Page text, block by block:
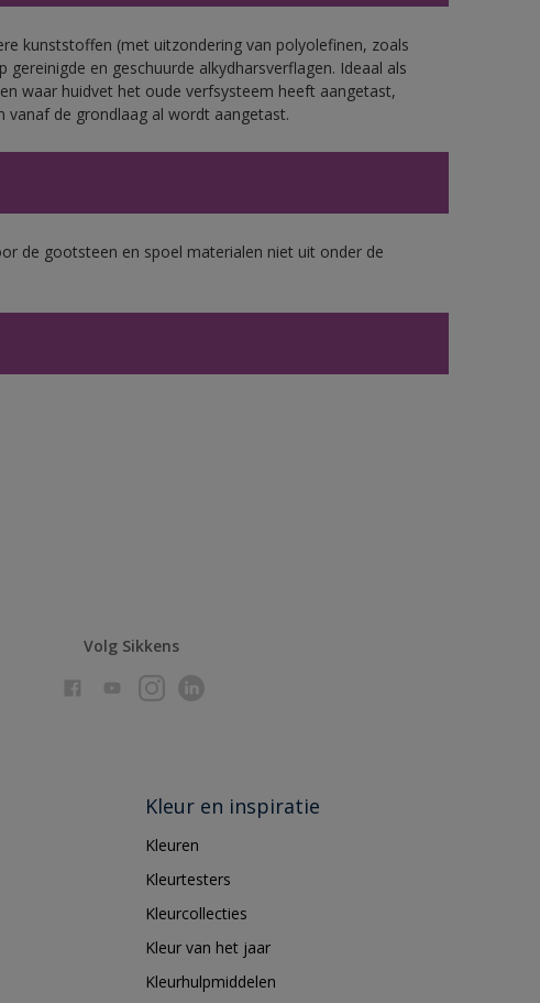
kunststoffen (met uitzondering van polyolefinen, zoals
en geschuurde alkydharsverflagen. Ideaal als
waar huidvet het oude verfsysteem heeft aangetast,
de grondlaag al wordt aangetast.
de gootsteen en spoel materialen niet uit onder de
Volg Sikkens
Kleur en inspiratie
Kleuren
Kleurtesters
Kleurcollecties
Kleur van het jaar
Kleurhulpmiddelen